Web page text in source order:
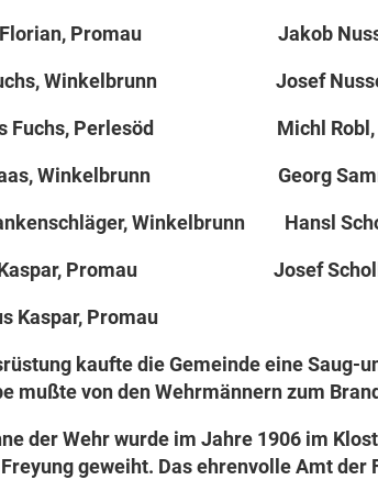
Promau Jakob Nusser,
Winkelbrunn Josef Nusser,
Perlesöd Michl Robl,
Winkelbrunn Georg
Winkelbrunn Hansl
Promau Josef Scholler,
Promau
kaufte die Gemeinde eine Saug-
mußte von den Wehrmännern zum
der Wehr wurde im Jahre 1906 im
geweiht. Das ehrenvolle Amt